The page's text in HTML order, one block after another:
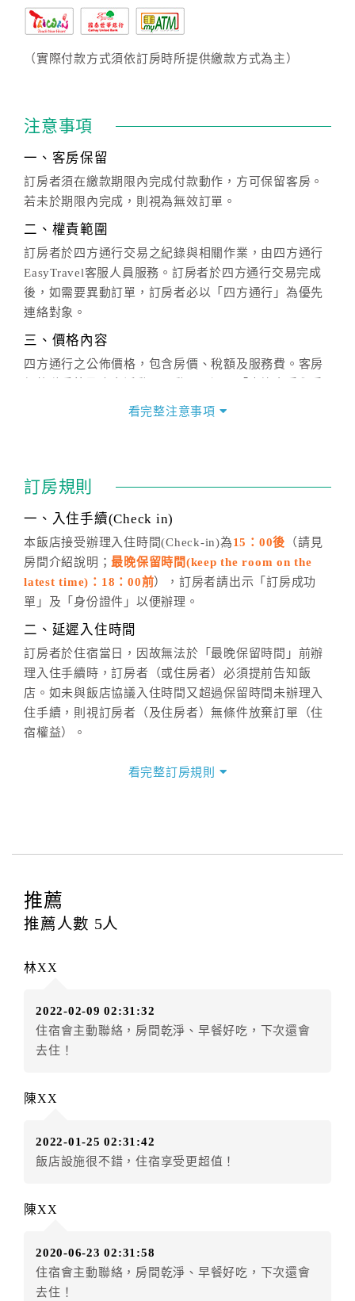
（實際付款方式須依訂房時所提供繳款方式為主）
注意事項
一、客房保留
訂房者須在繳款期限內完成付款動作，方可保留客房。
若未於期限內完成，則視為無效訂單。
二、權責範圍
訂房者於四方通行交易之紀錄與相關作業，由四方通行
EasyTravel客服人員服務。訂房者於四方通行交易完成
後，如需要異動訂單，訂房者必以「四方通行」為優先
連絡對象。
三、價格內容
四方通行之公佈價格，包含房價、稅額及服務費。客房
價」之當日價格為標準。
話方式異動訂單。
※非客服時間之申辦異動，皆為次日計算及辦理。
五、客服時間
週一至週日，上午9:00～晚上6:00
六、聯絡方式
(07)9682715 。
看完整注意事項
訂房規則
一、入住手續(Check in)
本飯店接受辦理入住時間(Check-in)為15：00後 （請見
房間介紹說明；最晚保留時間(keep the room on the
latest time)：18：00前），訂房者請出示「訂房成功
單」及「身份證件」以便辦理。
二、延遲入住時間
訂房者於住宿當日，因故無法於「最晚保留時間」前辦
理入住手續時，訂房者（或住房者）必須提前告知飯
店。如未與飯店協議入住時間又超過保留時間未辦理入
住手續，則視訂房者（及住房者）無條件放棄訂單（住
宿權益）。
四、訂單異動
提出申辦不得異動訂單。
每筆訂單異動限定
辦理取消退款。
房者應補足差額。（限原訂飯店）
房者不得要求退其差額。（限原訂飯店）
五、保留住宿權益(保留住房)
款。（提出申辦日為保留起算日）
店客滿，敬請及早計畫，如逾時未提出申辦，視同無條
件放棄訂單（住宿權益）。 （限原訂飯店使用）
得辦理取消退款。
．訂單異動後，訂單費用總計小於原訂單費用總計時，
訂房者不得要求退其差額。限原訂飯店
看完整訂房規則
推薦
推薦人數 5人
林XX
2022-02-09 02:31:32
住宿會主動聯絡，房間乾淨、早餐好吃，下次還會
去住！
陳XX
2022-01-25 02:31:42
飯店設施很不錯，住宿享受更超值！
陳XX
2020-06-23 02:31:58
住宿會主動聯絡，房間乾淨、早餐好吃，下次還會
去住！